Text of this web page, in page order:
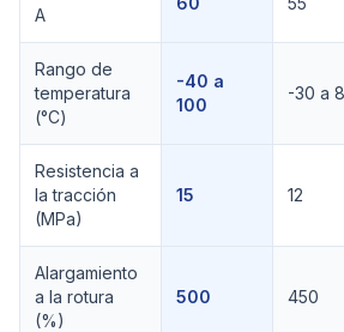
A
Rango de
temperatura
(°C)
-40 a
100
-30 a
Resistencia a
la tracción
(MPa)
15 12
Alargamiento
a la rotura
(%)
500 450